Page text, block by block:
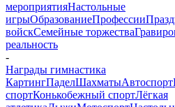
мероприятияНастольные
игрыОбразованиеПрофессии
войскСемейные торжества
реальность
-
Награды гимнастика
КартингПаделШахматыАвтоспорт
спортКонькобежный спортЛёгкая